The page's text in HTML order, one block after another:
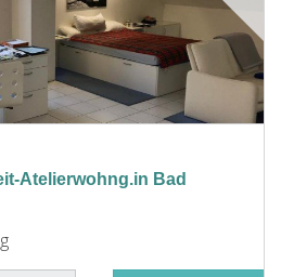
Atelierwohng.in Bad